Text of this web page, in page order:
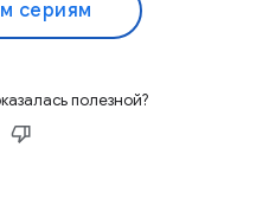
сериям
полезной?